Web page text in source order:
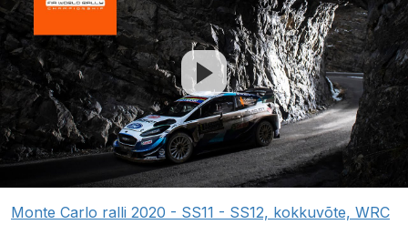
Monte Carlo ralli 2020 - SS11 - SS12, kokkuvõte, WRC